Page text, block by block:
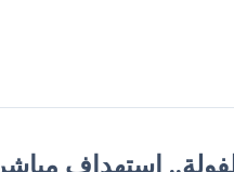
استهداف مباشر